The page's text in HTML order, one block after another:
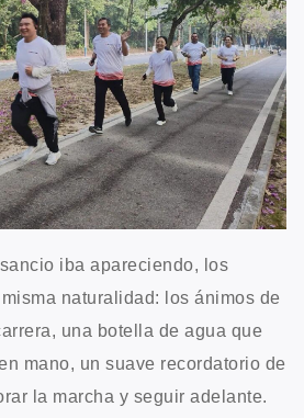
iba apareciendo, los
naturalidad: los ánimos de
una botella de agua que
mano, un suave recordatorio de
la marcha y seguir adelante.